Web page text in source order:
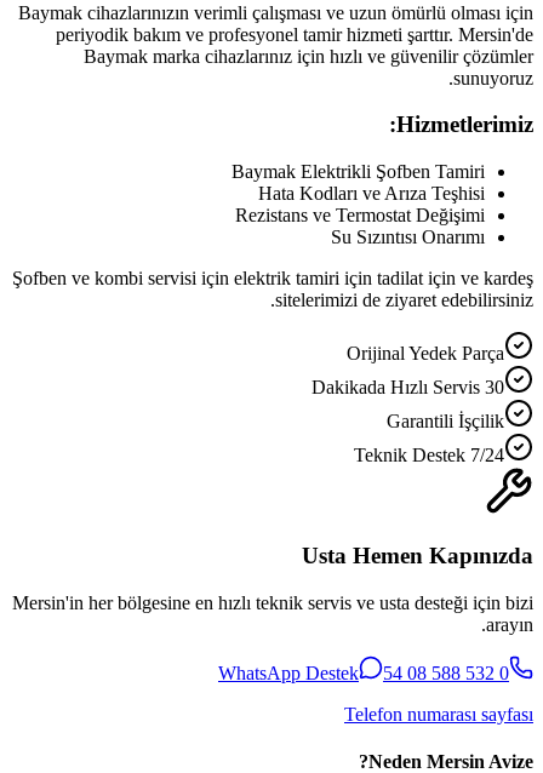
Baymak cihazlarınızın verimli çalışması ve uzun ömürlü olması için
periyodik bakım ve profesyonel tamir hizmeti şarttır. Mersin'de
Baymak marka cihazlarınız için hızlı ve güvenilir çözümler
sunuyoruz.
Hizmetlerimiz:
Baymak Elektrikli Şofben Tamiri
Hata Kodları ve Arıza Teşhisi
Rezistans ve Termostat Değişimi
Su Sızıntısı Onarımı
Şofben ve kombi servisi için elektrik tamiri için tadilat için ve kardeş
sitelerimizi de ziyaret edebilirsiniz.
Orijinal Yedek Parça
30 Dakikada Hızlı Servis
Garantili İşçilik
7/24 Teknik Destek
Usta Hemen Kapınızda
Mersin'in her bölgesine en hızlı teknik servis ve usta desteği için bizi
arayın.
0 532 588 08 54
WhatsApp Destek
Telefon numarası sayfası
Neden Mersin Avize?